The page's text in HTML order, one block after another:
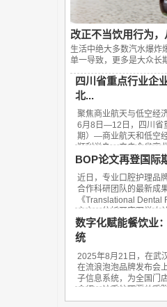
改正不当饮用行为
生活中绝大多数汽水爆炸
单一导致，更多是大众长
四川省重点行业企
北...
聚焦商业航天与低空经
6月8日—12日，四川省
期）—商业航天和低空
顺利举办。来自全省商
BOP论文再登国际
近日，专业口腔护理品
合作科研团队的最新成
《Translational Dental
主办，依托国家医学攻
数字化赋能餐饮业
统
2025年8月21日，在武
在流浪泡泡品牌发布会
子信息系统，为全国门
介绍，该系统可覆盖采